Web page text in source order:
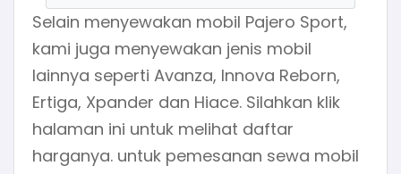
Selain menyewakan mobil Pajero Sport,
kami juga menyewakan jenis mobil
lainnya seperti Avanza, Innova Reborn,
Ertiga, Xpander dan Hiace. Silahkan klik
halaman ini untuk melihat daftar
harganya. untuk pemesanan sewa mobil